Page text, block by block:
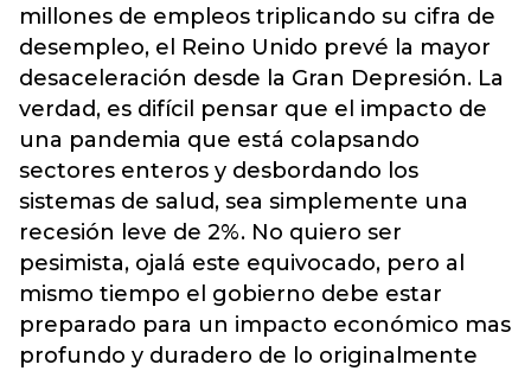
millones de empleos triplicando su cifra de
desempleo, el Reino Unido prevé la mayor
desaceleración desde la Gran Depresión. La
verdad, es difícil pensar que el impacto de
una pandemia que está colapsando
sectores enteros y desbordando los
sistemas de salud, sea simplemente una
recesión leve de 2%. No quiero ser
pesimista, ojalá este equivocado, pero al
mismo tiempo el gobierno debe estar
preparado para un impacto económico mas
profundo y duradero de lo originalmente